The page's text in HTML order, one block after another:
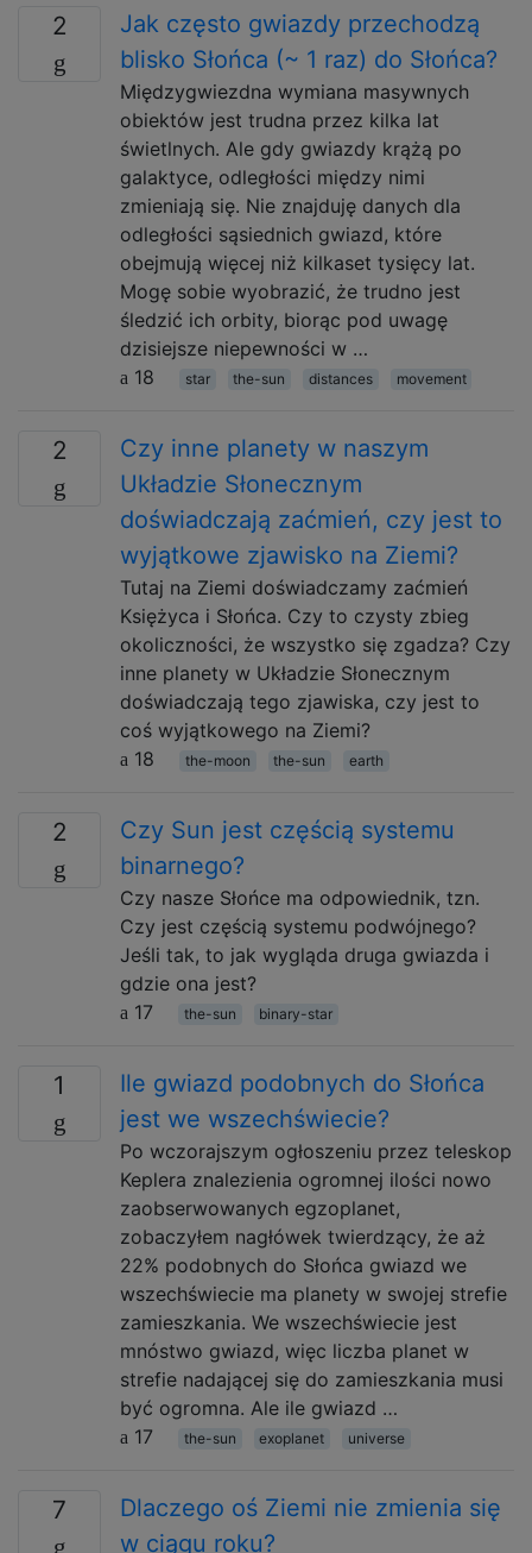
2
Jak często gwiazdy przechodzą
blisko Słońca (~ 1 raz) do Słońca?
Międzygwiezdna wymiana masywnych
obiektów jest trudna przez kilka lat
świetlnych. Ale gdy gwiazdy krążą po
galaktyce, odległości między nimi
zmieniają się. Nie znajduję danych dla
odległości sąsiednich gwiazd, które
obejmują więcej niż kilkaset tysięcy lat.
Mogę sobie wyobrazić, że trudno jest
śledzić ich orbity, biorąc pod uwagę
dzisiejsze niepewności w …
18
star the-sun distances movement
2
Czy inne planety w naszym
Układzie Słonecznym
doświadczają zaćmień, czy jest to
wyjątkowe zjawisko na Ziemi?
Tutaj na Ziemi doświadczamy zaćmień
Księżyca i Słońca. Czy to czysty zbieg
okoliczności, że wszystko się zgadza? Czy
inne planety w Układzie Słonecznym
doświadczają tego zjawiska, czy jest to
coś wyjątkowego na Ziemi?
18
the-moon the-sun earth
2
Czy Sun jest częścią systemu
binarnego?
Czy nasze Słońce ma odpowiednik, tzn.
Czy jest częścią systemu podwójnego?
Jeśli tak, to jak wygląda druga gwiazda i
gdzie ona jest?
17
the-sun binary-star
1
Ile gwiazd podobnych do Słońca
jest we wszechświecie?
Po wczorajszym ogłoszeniu przez teleskop
Keplera znalezienia ogromnej ilości nowo
zaobserwowanych egzoplanet,
zobaczyłem nagłówek twierdzący, że aż
22% podobnych do Słońca gwiazd we
wszechświecie ma planety w swojej strefie
zamieszkania. We wszechświecie jest
mnóstwo gwiazd, więc liczba planet w
strefie nadającej się do zamieszkania musi
być ogromna. Ale ile gwiazd …
17
the-sun exoplanet universe
7
Dlaczego oś Ziemi nie zmienia się
w ciągu roku?